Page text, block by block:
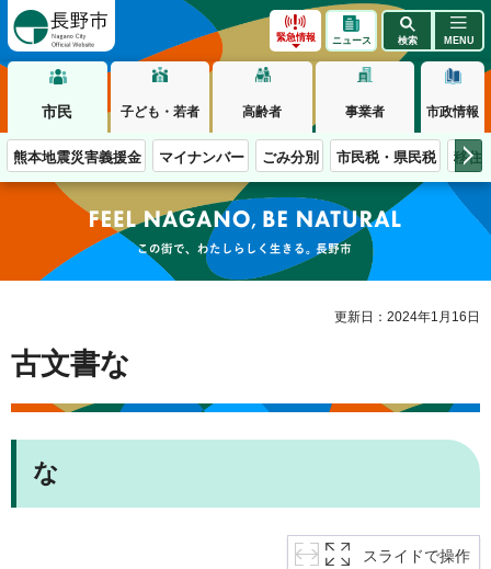
緊急情報 ニュース 検索 MENU
市民 子ども・若者 高齢者 事業者 市政情報
熊本地震災害義援金 マイナンバー ごみ分別 市民税・県民税 移住
この街で、わたしらしく生きる。長野市
更新日：2024年1月16日
古文書な
な
スライドで操作